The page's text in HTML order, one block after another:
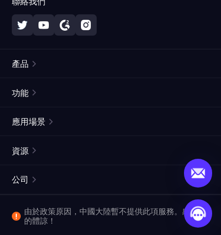
產品
靜態住宅代理
網頁擷取 API
視頻下載 API
功能
ISP代理
ProxySite
應用場景
市場研究
爬行和索引
資源
常見問題解答
位置
公司
企業服務
由於政策原因，中國大陸暫不提供此項服務。感謝您
的體諒！